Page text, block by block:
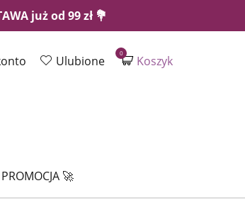
już od 99 zł 💐
Ulubione Koszyk
0
PROMOCJA 🚀